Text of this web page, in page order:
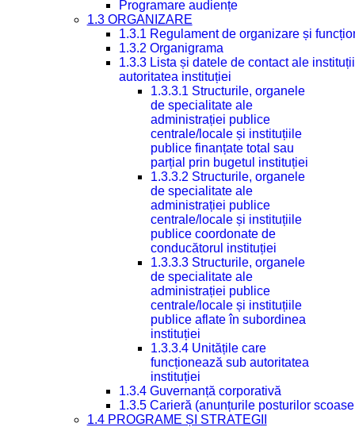
Programare audiențe
1.3 ORGANIZARE
1.3.1 Regulament de organizare și
1.3.2 Organigrama
1.3.3 Lista și datele de contact ale
autoritatea instituției
1.3.3.1 Structurile, organele
de specialitate ale
administrației publice
centrale/locale și instituțiile
publice finanțate total sau
parțial prin bugetul instituției
1.3.3.2 Structurile, organele
de specialitate ale
administrației publice
centrale/locale și instituțiile
publice coordonate de
conducătorul instituției
1.3.3.3 Structurile, organele
de specialitate ale
administrației publice
centrale/locale și instituțiile
publice aflate în subordinea
instituției
1.3.3.4 Unitățile care
funcționează sub autoritatea
instituției
1.3.4 Guvernanță corporativă
1.3.5 Carieră (anunțurile posturilor
1.4 PROGRAME ȘI STRATEGII